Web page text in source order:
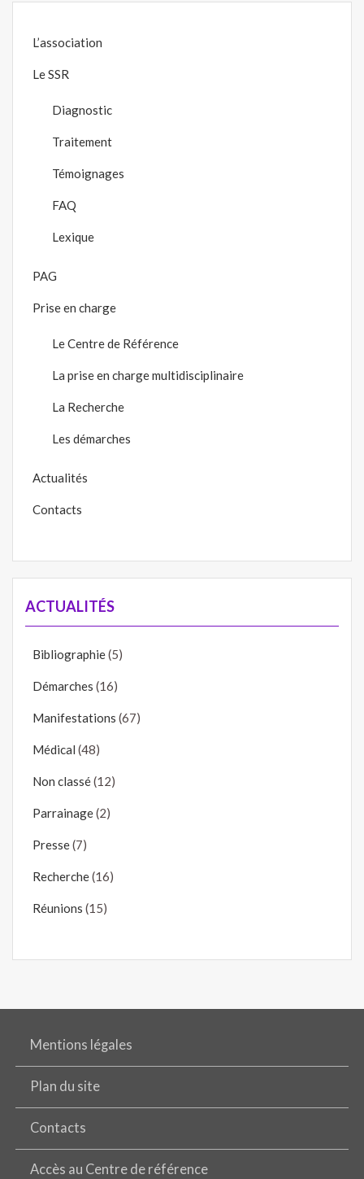
L’association
Le SSR
Diagnostic
Traitement
Témoignages
FAQ
Lexique
PAG
Prise en charge
Le Centre de Référence
La prise en charge multidisciplinaire
La Recherche
Les démarches
Actualités
Contacts
ACTUALITÉS
Bibliographie(5)
Démarches (16)
Manifestations (67)
Médical (48)
Non classé(12)
Parrainage(2)
Presse(7)
Recherche(16)
Réunions (15)
Mentions légales
Plan du site
Contacts
Accès au Centre de référence